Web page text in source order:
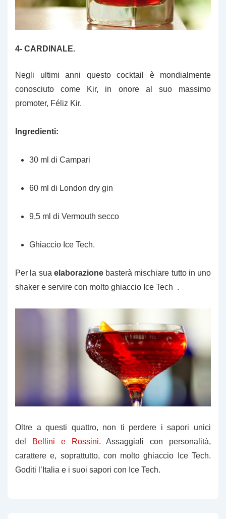
4- CARDINALE.
Negli ultimi anni questo cocktail è mondialmente
conosciuto come Kir, in onore al suo massimo
promoter, Féliz Kir.
Ingredienti:
30 ml di Campari
60 ml di London dry gin
9,5 ml di Vermouth secco
Ghiaccio Ice Tech.
Per la sua elaborazionebasterà mischiare tutto in uno
shaker e servire con molto ghiaccio Ice Tech .
Oltre a questi quattro, non ti perdere i sapori unici
del
Bellini e Rossini. Assaggiali con personalità,
carattere e, soprattutto, con molto ghiaccio Ice Tech.
Goditi l’Italia e i suoi sapori con Ice Tech.